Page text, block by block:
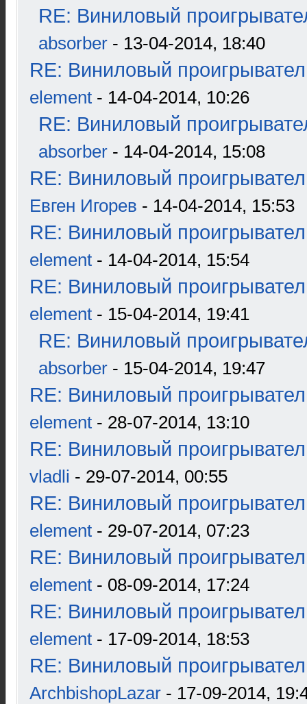
RE: Виниловый
absorber - 13-04-2014, 18:40
RE: Виниловый
element - 14-04-2014, 10:26
RE: Виниловый
absorber - 14-04-2014, 15:08
RE: Виниловый
Евген Игорев - 14-04-2014, 15:53
RE: Виниловый
element - 14-04-2014, 15:54
RE: Виниловый
element - 15-04-2014, 19:41
RE: Виниловый
absorber - 15-04-2014, 19:47
RE: Виниловый
element - 28-07-2014, 13:10
RE: Виниловый
vladli - 29-07-2014, 00:55
RE: Виниловый
element - 29-07-2014, 07:23
RE: Виниловый
element - 08-09-2014, 17:24
RE: Виниловый
element - 17-09-2014, 18:53
RE: Виниловый
ArchbishopLazar - 17-09-2014,